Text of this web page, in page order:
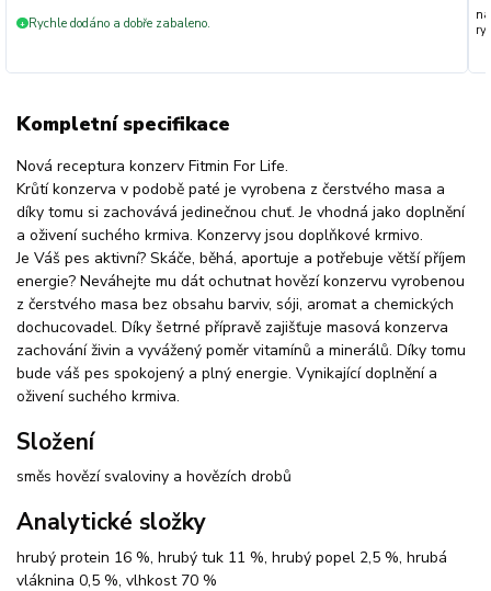
+ Rychle dodáno a dobře zabaleno.
Kompletní specifikace
Nová receptura konzerv Fitmin For Life.
Krůtí konzerva v podobě paté je vyrobena z čerstvého masa a
díky tomu si zachovává jedinečnou chuť. Je vhodná jako doplnění
a oživení suchého krmiva. Konzervy jsou doplňkové krmivo.
Je Váš pes aktivní? Skáče, běhá, aportuje a potřebuje větší příjem
energie? Neváhejte mu dát ochutnat hovězí konzervu vyrobenou
z čerstvého masa bez obsahu barviv, sóji, aromat a chemických
dochucovadel. Díky šetrné přípravě zajišťuje masová konzerva
zachování živin a vyvážený poměr vitamínů a minerálů. Díky tomu
bude váš pes spokojený a plný energie. Vynikající doplnění a
oživení suchého krmiva.
Složení
směs hovězí svaloviny a hovězích drobů
Analytické složky
hrubý protein 16 %, hrubý tuk 11 %, hrubý popel 2,5 %, hrubá
vláknina 0,5 %, vlhkost 70 %